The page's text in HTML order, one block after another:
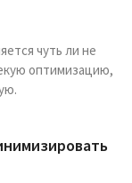
чуть ли не
оптимизацию,